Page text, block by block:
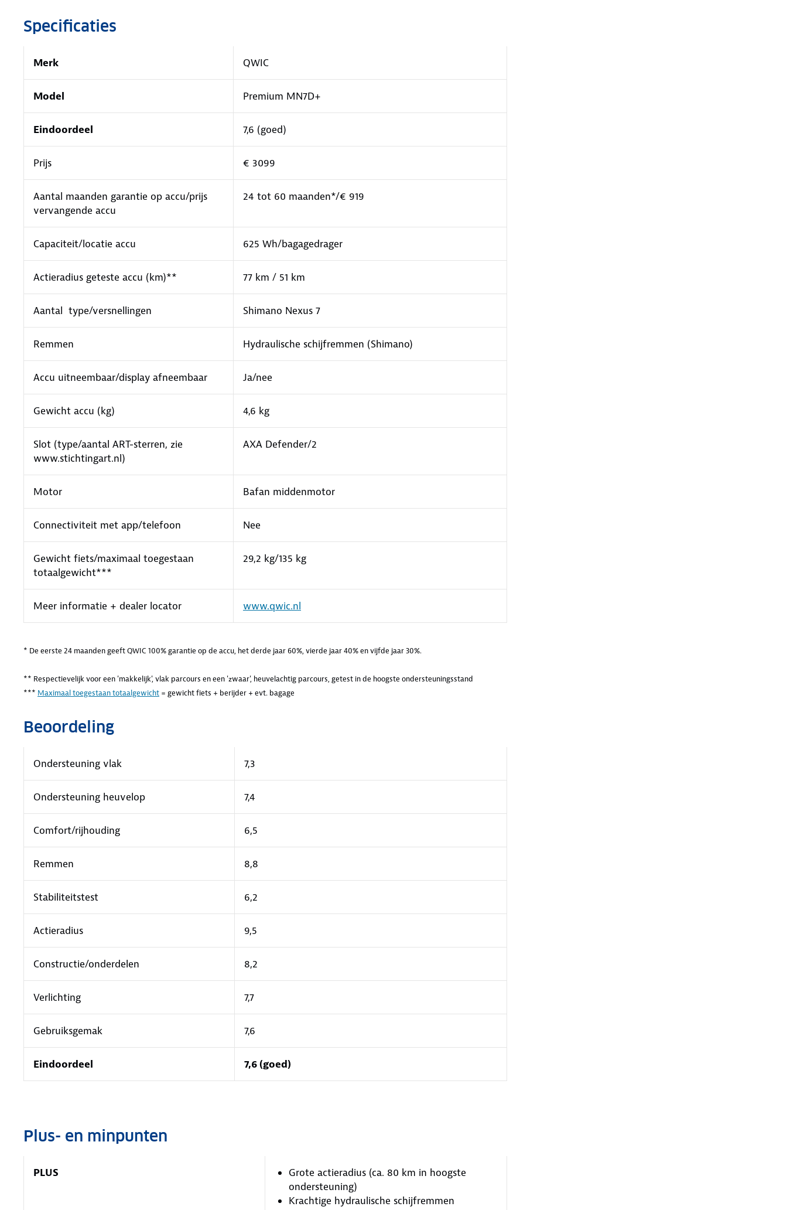
Specificaties
Merk QWIC
Model Premium MN7D+
Eindoordeel 7,6 (goed)
Prijs € 3099
Aantal maanden garantie op accu/prijs
vervangende accu
24 tot 60 maanden*/€ 919
Capaciteit/locatie accu 625 Wh/bagagedrager
Actieradius geteste accu (km)** 77 km / 51 km
Aantal type/versnellingen Shimano Nexus 7
Remmen Hydraulische schijfremmen (Shimano)
Accu uitneembaar/display afneembaar Ja/nee
Gewicht accu (kg) 4,6 kg
Slot (type/aantal ART-sterren, zie
www.stichtingart.nl)
AXA Defender/2
Motor Bafan middenmotor
Connectiviteit met app/telefoon Nee
Gewicht fiets/maximaal toegestaan
totaalgewicht***
29,2 kg/135 kg
Meer informatie + dealer locator www.qwic.nl
* De eerste 24 maanden geeft QWIC 100% garantie op de accu, het derde jaar 60%, vierde jaar 40% en vijfde jaar 30%.
** Respectievelijk voor een 'makkelijk', vlak parcours en een 'zwaar', heuvelachtig parcours, getest in de hoogste ondersteuningsstand
*** Maximaal toegestaan totaalgewicht = gewicht fiets + berijder + evt. bagage
Beoordeling
Ondersteuning vlak 7,3
Ondersteuning heuvelop 7,4
Comfort/rijhouding 6,5
Remmen 8,8
Stabiliteitstest 6,2
Actieradius 9,5
Constructie/onderdelen 8,2
Verlichting 7,7
Gebruiksgemak 7,6
Eindoordeel 7,6 (goed)
Plus- en minpunten
PLUS
Grote actieradius (ca. 80 km in hoogste
ondersteuning)
Krachtige hydraulische schijfremmen